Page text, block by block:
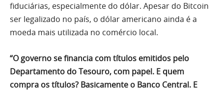
fiduciárias, especialmente do dólar. Apesar do Bitcoin
ser legalizado no país, o dólar americano ainda é a
moeda mais utilizada no comércio local.
“O governo se financia com títulos emitidos pelo
Departamento do Tesouro, com papel. E quem
compra os títulos? Basicamente o Banco Central. E